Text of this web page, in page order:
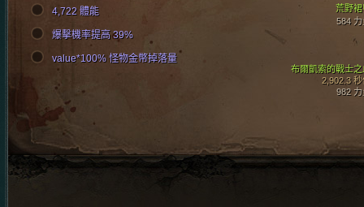
荒野裙
584 力
布爾凱索的戰士之
2,902.3 秒
982 力
4,722 體能
爆擊機率提高 39%
value*100% 怪物金幣掉落量